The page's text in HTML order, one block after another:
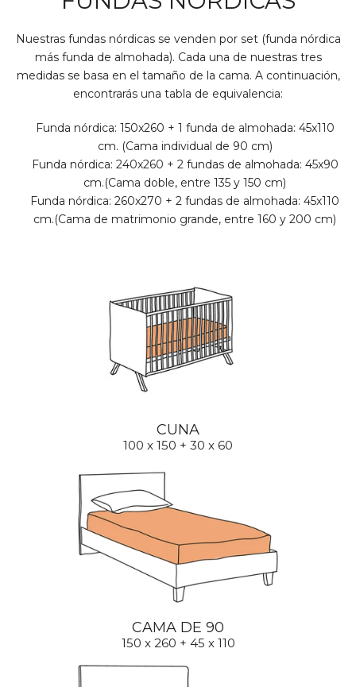
Nuestras fundas nórdicas se venden por set (funda nórdica
más funda de almohada). Cada una de nuestras tres
medidas se basa en el tamaño de la cama. A continuación,
encontrarás una tabla de equivalencia:
Funda nórdica: 150x260 + 1 funda de almohada: 45x110
cm. (Cama individual de 90 cm)
Funda nórdica: 240x260 + 2 fundas de almohada: 45x90
cm.(Cama doble, entre 135 y 150 cm)
Funda nórdica: 260x270 + 2 fundas de almohada: 45x110
cm.(Cama de matrimonio grande, entre 160 y 200 cm)
CUNA
100 x 150 + 30 x 60
CAMA DE 90
150 x 260 + 45 x 110